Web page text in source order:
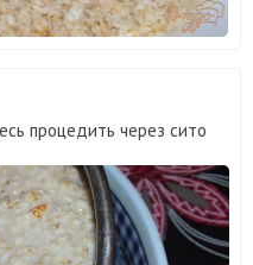
процедить через сито